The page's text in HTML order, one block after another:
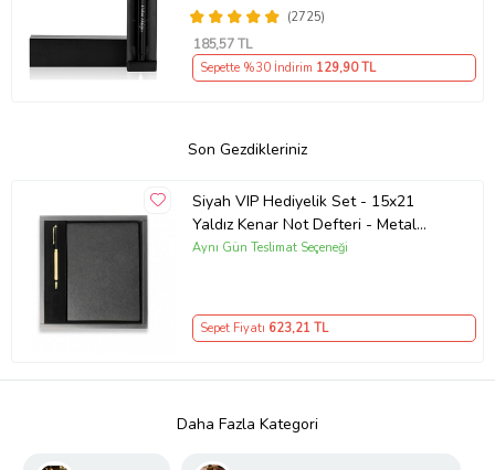
(2725)
185,57 TL
Sepette %30 İndirim 129,90 TL
Son Gezdikleriniz
Siyah VIP Hediyelik Set - 15x21
Yaldız Kenar Not Defteri - Metal
Roller Kalem HK2063
Aynı Gün Teslimat Seçeneği
Sepet Fiyatı 623,21 TL
Daha Fazla Kategori